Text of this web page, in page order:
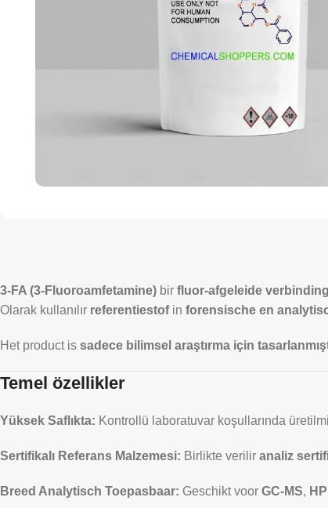
3-FA (3-Fluoroamfetamine) bir fluor-afgeleide
Olarak kullanılır referentiestofin forensische en
Het product is sadece bilimsel araştırma için
Temel özellikler
Yüksek Saflıkta: Kontrollü laboratuvar koşullarında
Sertifikalı Referans Malzemesi: Birlikte verilir analiz
Breed Analytisch Toepasbaar: Geschikt voor GC-MS,